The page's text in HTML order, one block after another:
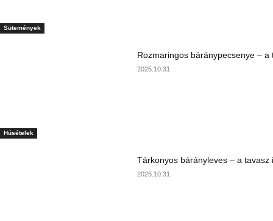
Sütemények
Húsételek
Rozmaringos báránypecsenye – a
2025.10.31.
Tárkonyos bárányleves – a tavasz
2025.10.31.